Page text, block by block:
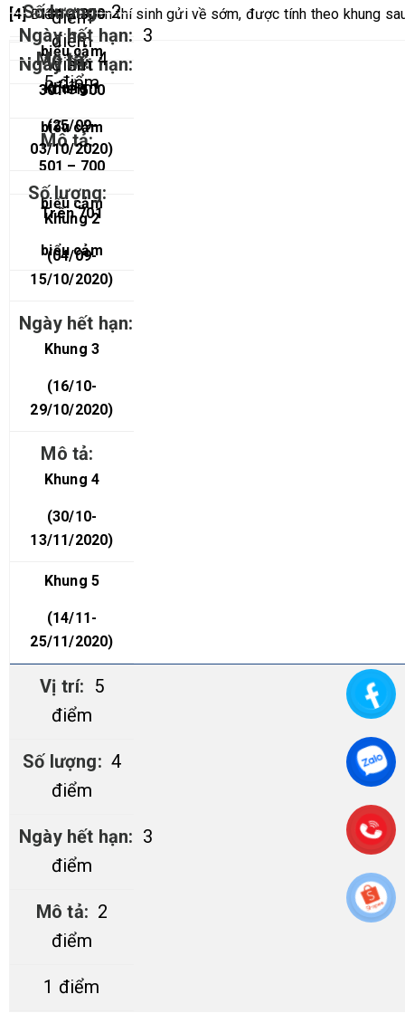
101 – 300
biểu cảm
301 – 500
biểu cảm
501 – 700
biểu cảm
Trên 701
biểu cảm
điểm
2
điểm
3
điểm 4
điểm
5 điểm
[4]Điểm ưu tiên thí sinh gửi về sớm, được tính theo khung
Khung 1
(25/09-
03/10/2020)
Khung 2
(04/09-
15/10/2020)
Khung 3
(16/10-
29/10/2020)
Khung 4
(30/10-
13/11/2020)
Khung 5
(14/11-
25/11/2020)
5
điểm
4
điểm
3
điểm
2
điểm
1 điểm